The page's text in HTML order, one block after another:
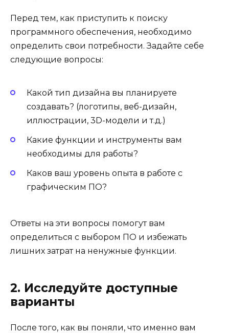
Перед тем, как приступить к поиску
программного обеспечения, необходимо
определить свои потребности. Задайте себе
следующие вопросы:
Какой тип дизайна вы планируете
создавать? (логотипы, веб-дизайн,
иллюстрации, 3D-модели и т.д.)
Какие функции и инструменты вам
необходимы для работы?
Каков ваш уровень опыта в работе с
графическим ПО?
Ответы на эти вопросы помогут вам
определиться с выбором ПО и избежать
лишних затрат на ненужные функции.
2. Исследуйте доступные
варианты
После того, как вы поняли, что именно вам